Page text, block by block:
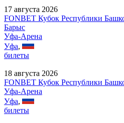
17 августа 2026
FONBET Кубок Республики
Барыс
Уфа-Арена
Уфа,
билеты
18 августа 2026
FONBET Кубок Республики
Уфа-Арена
Уфа,
билеты